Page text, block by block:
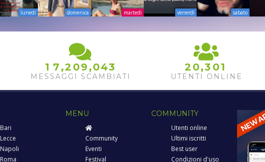
lunedì domenica martedì venerdì sabato
1 7 ,2 09,043
MESSAGGI SCAMBIATI
2 0,3 01
UTENTI ONLINE
Bari
Lecce
Napoli
Roma
MENU
Community
Eventi
Festival
COMMUNITY
Utenti online
Ultimi iscritti
Best user
Condizioni d'uso